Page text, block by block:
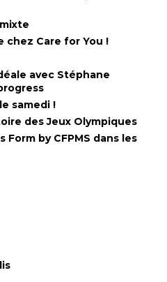
chez Care for You !
avec Stéphane
samedi !
des Jeux Olympiques
Form by CFPMS dans les